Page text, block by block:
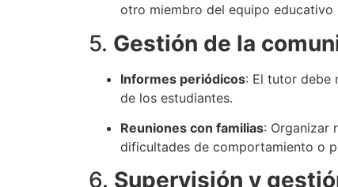
otro miembro del equipo educativo
5. Gestión de la
Informes periódicos: El tutor debe
de los estudiantes.
Reuniones con familias: Organizar
dificultades de comportamiento o
6. Supervisión y